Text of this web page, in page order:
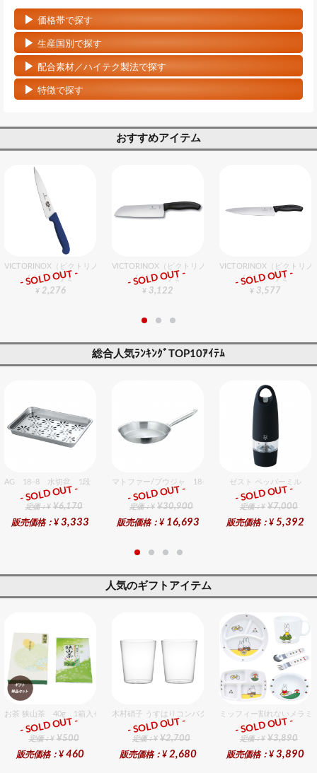
価格帯で探す
生産国別で探す
配合素材／ハイテク製法で探す
特徴で探す
おすすめアイテム
VICTORINOX（ビクトリノックス） ペティナイフ BL 15cm
包丁・ハサミ
¥ 2,276
- SOLD OUT -
VICTORINOX（ビクトリノックス） 三徳包丁 17cm
包丁・ハサミ
¥ 3,122
- SOLD OUT -
VICTORINOX（ビクトリ
包丁・ハサミ
¥ 3,577
- SOLD OUT -
総合人気ﾗﾝｷﾝｸﾞTOP10ｱｲﾃﾑ
AG 18−8 水切盆 1段 大 パイプホース無
総合ﾗﾝｷﾝｸﾞ
定価：¥ ¥6,170
販売価格：¥ 3,333
- SOLD OUT -
マトファー/ブウジャ 18-10 フライパン 28cm 電磁
総合ﾗﾝｷﾝｸﾞ
定価：¥ ¥30,900
販売価格：¥ 16,693
- SOLD OUT -
ゼスト ペッパーミル
総合ﾗﾝｷﾝｸﾞ
定価：¥ ¥7,000
販売価格：¥ 5,392
- SOLD OUT -
人気のギフトアイテム
お茶 狭山茶 40g 1箱入セット
ギフト
定価：¥ ¥500
販売価格：¥ 460
- SOLD OUT -
木村硝子 うすはりコンパクト270cc オールドグラスギフ
ギフト
定価：¥ ¥2,700
販売価格：¥ 2,680
- SOLD OUT -
ミッフィー割れないメラ
ギフト
定価：¥ ¥3,890
販売価格：¥ 3,890
- SOLD OUT -